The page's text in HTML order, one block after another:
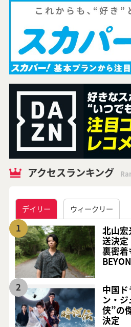
アクセスランキング
デイリー ウィークリー
1
北山
送決
裏密着
2
中国
ン・
侠”の
決定